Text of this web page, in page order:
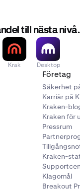
till nästa nivå.
Krak Desktop
Företag
Säkerhet
Karriär på
Kraken-
Kraken för
Pressrum
Kraken-
Klagomål
Breakout